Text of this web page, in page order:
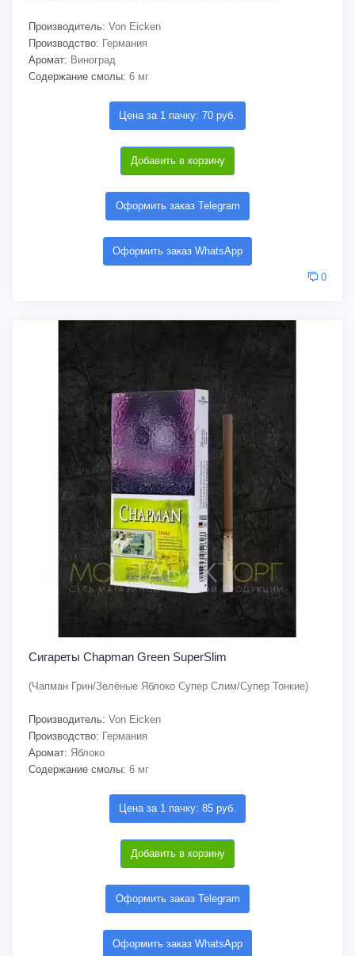
Производитель: Von Eicken
Производство: Германия
Аромат: Виноград
Содержание смолы: 6 мг
Цена за 1 пачку: 70 руб.
Добавить в корзину
Оформить заказ Telegram
Оформить заказ WhatsApp
0
Сигареты Chapman Green SuperSlim
(Чапман Грин/Зелёные Яблоко Супер Слим/Супер Тонкие)
Производитель: Von Eicken
Производство: Германия
Аромат: Яблоко
Содержание смолы: 6 мг
Цена за 1 пачку: 85 руб.
Добавить в корзину
Оформить заказ Telegram
Оформить заказ WhatsApp